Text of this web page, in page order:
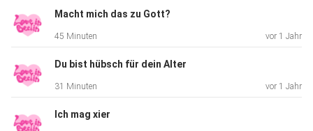
Macht mich das zu Gott?
45 Minuten vor 1 Jahr
Du bist hübsch für dein Alter
31 Minuten vor 1 Jahr
Ich mag xier